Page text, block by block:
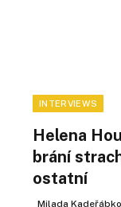
INTERVIEWS
Helena
brání
ostatní
Milada